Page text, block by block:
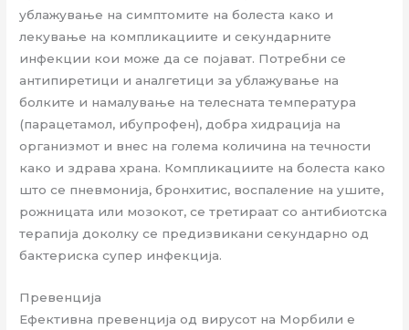
ублажување на симптомите на болеста како и
лекување на компликациите и секундарните
инфекции кои може да се појават. Потребни се
антипиретици и аналгетици за ублажување на
болките и намалување на телесната температура
(парацетамол, ибупрофен), добра хидрација на
организмот и внес на голема количина на течности
како и здрава храна. Компликациите на болеста како
што се пневмонија, бронхитис, воспаление на ушите,
рожницата или мозокот, се третираат со антибиотска
терапија доколку се предизвикани секундарно од
бактериска супер инфекција.
Превенција
Ефективна превенција од вирусот на Морбили е